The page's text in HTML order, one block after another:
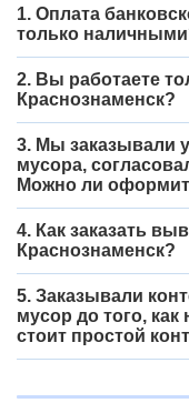
1. Оплата
только
2. Вы работаете
Краснознаменск?
3. Мы заказывали
мусора,
Можно ли
4. Как заказать
Краснознаменск?
5. Заказывали
мусор до того,
стоит простой